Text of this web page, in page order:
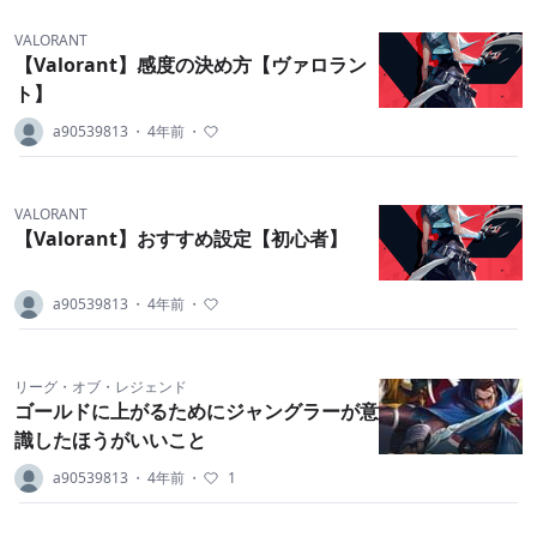
VALORANT
【Valorant】感度の決め方【ヴァロラン
ト】
a90539813 ・ 4年前 ・
VALORANT
【Valorant】おすすめ設定【初心者】
a90539813 ・ 4年前 ・
リーグ・オブ・レジェンド
ゴールドに上がるためにジャングラーが意
識したほうがいいこと
a90539813 ・ 4年前 ・ 1